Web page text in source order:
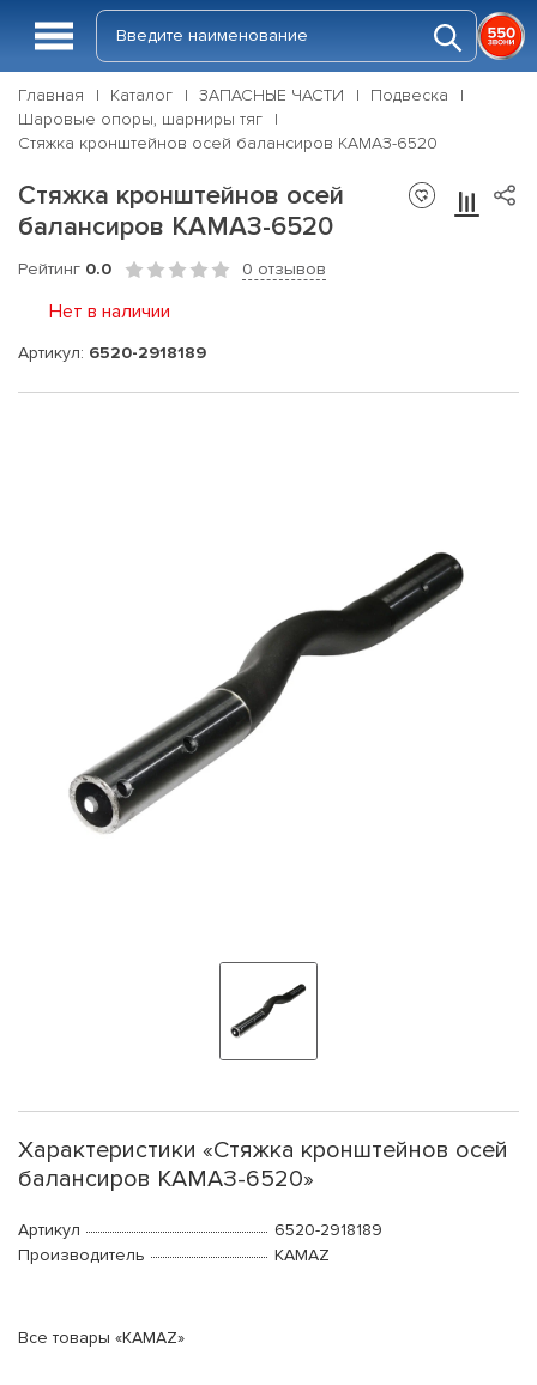
Главная Каталог ЗАПАСНЫЕ ЧАСТИ
Подвеска
Шаровые опоры, шарниры тяг
Стяжка кронштейнов осей балансиров КАМАЗ-6520
Стяжка кронштейнов осей
балансиров КАМАЗ-6520
Рейтинг 0.0 0 отзывов
Нет в наличии
Артикул: 6520-2918189
Характеристики «Стяжка кронштейнов осей
балансиров КАМАЗ-6520»
Артикул
6520-2918189
Производитель
KAMAZ
Все товары «KAMAZ»